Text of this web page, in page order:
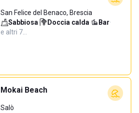
San Felice del Benaco, Brescia
Sabbiosa· Doccia calda· Bar·
e altri 7…
Mokai Beach
Salò